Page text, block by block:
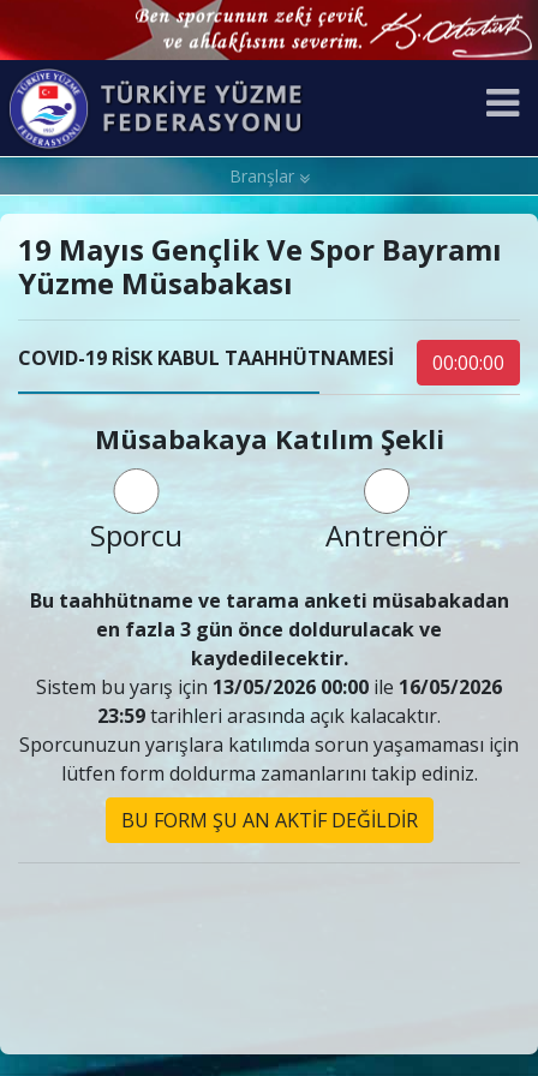
Branşlar
19 Mayıs Gençlik Ve Spor Bayramı
Yüzme Müsabakası
COVID-19 RİSK KABUL TAAHHÜTNAMESİ 00:00:00
Müsabakaya Katılım Şekli
Sporcu Antrenör
Bu taahhütname ve tarama anketi müsabakadan
en fazla 3 gün önce doldurulacak ve
kaydedilecektir.
Sistem bu yarış için 13/05/2026 00:00 ile 16/05/2026
23:59tarihleri arasında açık kalacaktır.
Sporcunuzun yarışlara katılımda sorun yaşamaması için
lütfen form doldurma zamanlarını takip ediniz.
BU FORM ŞU AN AKTİF DEĞİLDİR